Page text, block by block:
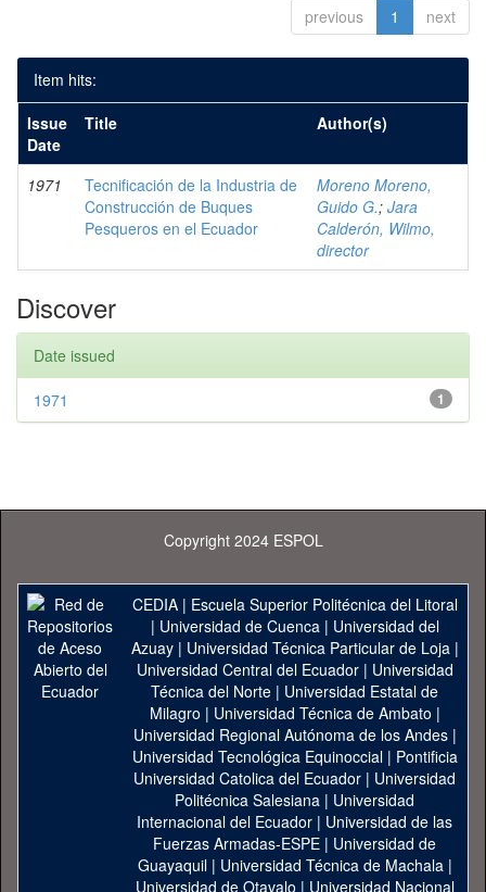
previous 1 next
Item hits:
Issue
Date
Title Author(s)
1971
Tecnificación de la Industria de
Construcción de Buques
Pesqueros en el Ecuador
Moreno Moreno,
Guido G.; Jara
Calderón, Wilmo,
director
Discover
Date issued
1
1971
Copyright 2024 ESPOL
CEDIA| Escuela Superior Politécnica del Litoral
| Universidad de Cuenca| Universidad del
Azuay| Universidad Técnica Particular de Loja|
Universidad Central del Ecuador| Universidad
Técnica del Norte | Universidad Estatal de
Milagro | Universidad Técnica de Ambato |
Universidad Regional Autónoma de los Andes|
Universidad Tecnológica Equinoccial| Pontificia
Universidad Catolica del Ecuador | Universidad
Politécnica Salesiana | Universidad
Internacional del Ecuador | Universidad de las
Fuerzas Armadas-ESPE | Universidad de
Guayaquil| Universidad Técnica de Machala|
Universidad de Otavalo | Universidad Nacional